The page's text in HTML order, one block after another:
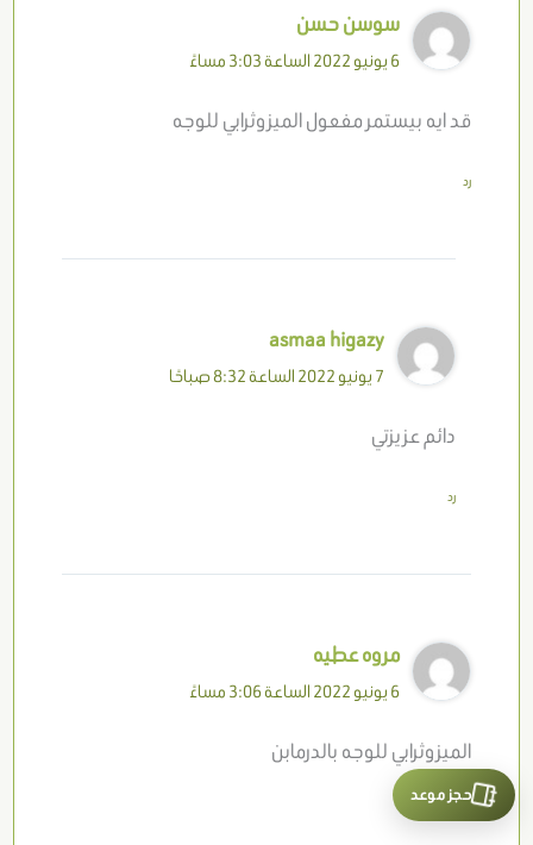
سوسن حسن
6 يونيو 2022 الساعة 3:03 مساءً
قد ايه بيستمر مفعول الميزوثرابي للوجه
رد
asmaa higazy
7 يونيو 2022 الساعة 8:32 صباحًا
دائم عزيزتي
رد
مروه عطيه
6 يونيو 2022 الساعة 3:06 مساءً
الميزوثرابي للوجه بالدرمابن
حجز موعد